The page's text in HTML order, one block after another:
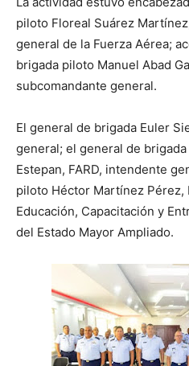
piloto Floreal Suárez
general de la Fuerza Aérea;
brigada piloto Manuel Abad
subcomandante general.
El general de brigada Euler
general; el general de
Estepan, FARD, intendente
piloto Héctor Martínez Pérez,
Educación, Capacitación y
del Estado Mayor Ampliado.